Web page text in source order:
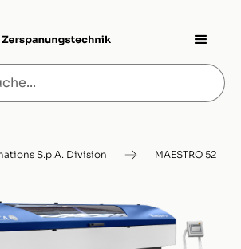
S.p.A. Division MAESTRO 52